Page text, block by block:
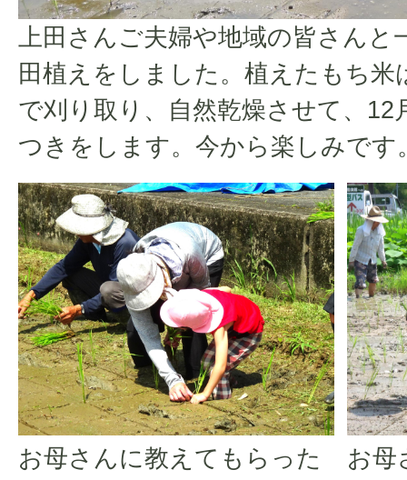
上田さんご夫婦や地域の皆さん
田植えをしました。植えたもち
で刈り取り、自然乾燥させて、12
つきをします。今から楽しみです
お母さんに教えてもらった お母